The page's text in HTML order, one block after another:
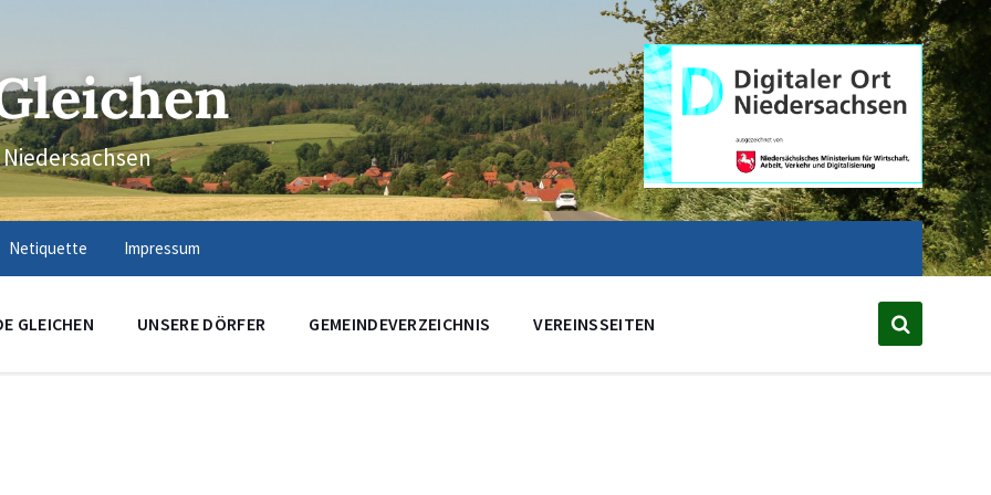
Netiquette Impressum
GLEICHEN UNSERE DÖRFER GEMEINDEVERZEICHNIS VEREINSSEITEN